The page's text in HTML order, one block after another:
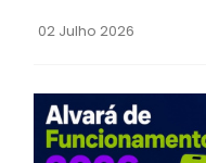
02 Julho 2026